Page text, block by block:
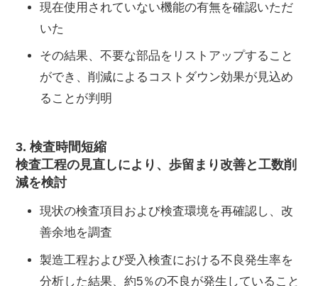
現在使用されていない機能の有無を確認いただ
いた
その結果、不要な部品をリストアップすること
ができ、削減によるコストダウン効果が見込め
ることが判明
3. 検査時間短縮
検査工程の見直しにより、歩留まり改善と工数削
減を検討
現状の検査項目および検査環境を再確認し、改
善余地を調査
製造工程および受入検査における不良発生率を
分析した結果、約5％の不良が発生していること